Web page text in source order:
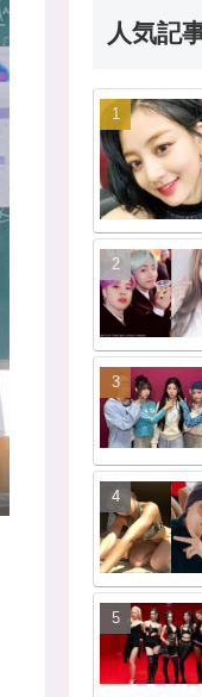
人気記